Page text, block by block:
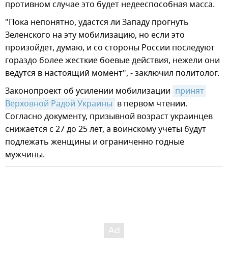
противном случае это будет недееспособная масса.
"Пока непонятно, удастся ли Западу прогнуть
Зеленского на эту мобилизацию, но если это
произойдет, думаю, и со стороны России последуют
гораздо более жесткие боевые действия, нежели они
ведутся в настоящий момент", - заключил политолог.
Законопроект об усилении мобилизации принят
Верховной Радой Украины в первом чтении.
Согласно документу, призывной возраст украинцев
снижается с 27 до 25 лет, а воинскому учеты будут
подлежать женщины и ограниченно годные
мужчины.